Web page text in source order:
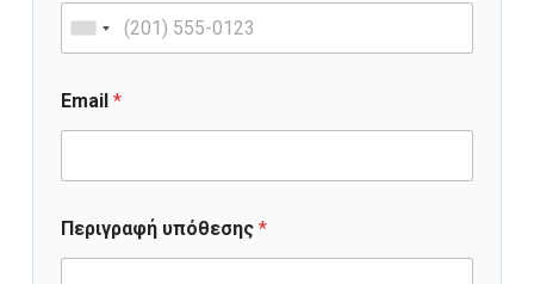
Email *
Περιγραφή υπόθεσης *